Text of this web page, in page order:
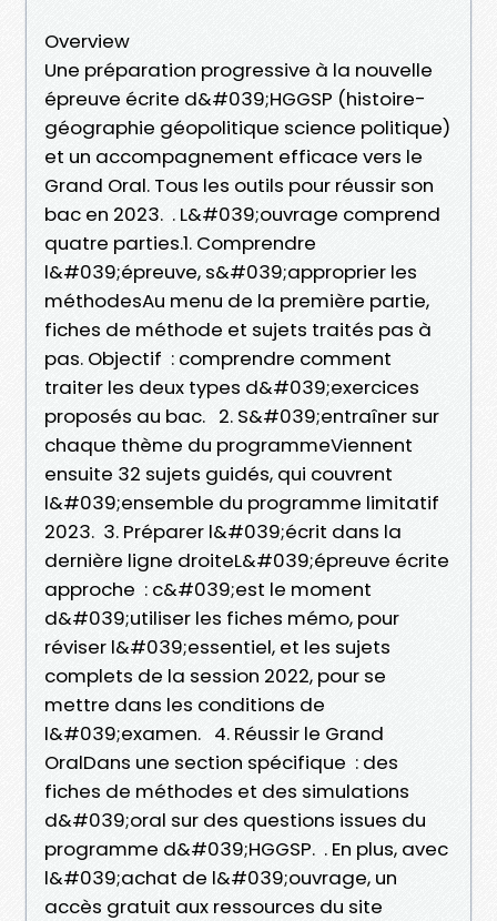
Overview
Une préparation progressive à la nouvelle
épreuve écrite d&#039;HGGSP (histoire-
géographie géopolitique science politique)
et un accompagnement efficace vers le
Grand Oral. Tous les outils pour réussir son
bac en 2023. . L&#039;ouvrage comprend
quatre parties.1. Comprendre
l&#039;épreuve, s&#039;approprier les
méthodesAu menu de la première partie,
fiches de méthode et sujets traités pas à
pas. Objectif : comprendre comment
traiter les deux types d&#039;exercices
proposés au bac. 2. S&#039;entraîner sur
chaque thème du programmeViennent
ensuite 32 sujets guidés, qui couvrent
l&#039;ensemble du programme limitatif
2023. 3. Préparer l&#039;écrit dans la
dernière ligne droiteL&#039;épreuve écrite
approche : c&#039;est le moment
d&#039;utiliser les fiches mémo, pour
réviser l&#039;essentiel, et les sujets
complets de la session 2022, pour se
mettre dans les conditions de
l&#039;examen. 4. Réussir le Grand
OralDans une section spécifique : des
fiches de méthodes et des simulations
d&#039;oral sur des questions issues du
programme d&#039;HGGSP. . En plus, avec
l&#039;achat de l&#039;ouvrage, un
accès gratuit aux ressources du site